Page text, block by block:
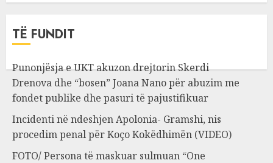
TË FUNDIT
Punonjësja e UKT akuzon drejtorin Skerdi
Drenova dhe “bosen” Joana Nano për abuzim me
fondet publike dhe pasuri të pajustifikuar
Incidenti në ndeshjen Apolonia- Gramshi, nis
procedim penal për Koço Kokëdhimën (VIDEO)
FOTO/ Persona të maskuar sulmuan “One